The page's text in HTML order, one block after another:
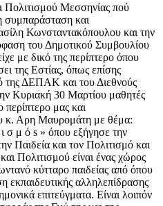
Μεσσηνίας πού
συμπαράσταση και
Κωνσταντακόπουλου και την
του Δημοτικού Συμβουλίου
με δικό της περίπτερο όπου
της Εστίας, όπως επίσης
της ΔΕΠΑΚ και του Διεθνούς
Κυριακή 30 Μαρτίου μαθητές
μας και
κ. Αρη Μαυ­ρομάτη με θέμα:
σ μ ό s » όπου εξήγησε την
Παιδεία και τον Πο­λιτισμό και
Πολιτισμού είναι ένας χώρος
κύττα­ρο παιδείας από όπου
εκπαιδευτικής αλληλεπίδρασης
επιτεύγματα. Είναι λοιπόν